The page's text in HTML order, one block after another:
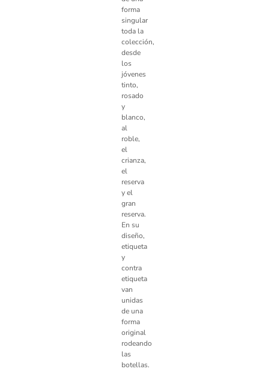
forma
singular
toda la
colección,
desde
los
jóvenes
tinto,
rosado
y
blanco,
al
roble,
el
crianza,
el
reserva
y el
gran
reserva.
En su
diseño,
etiqueta
y
contra
etiqueta
van
unidas
de una
forma
original
rodeando
las
botellas.